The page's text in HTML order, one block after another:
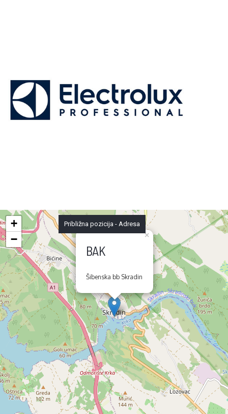
BAK
Šibenska bb Skradin
×
+
−
Približna pozicija - Adresa